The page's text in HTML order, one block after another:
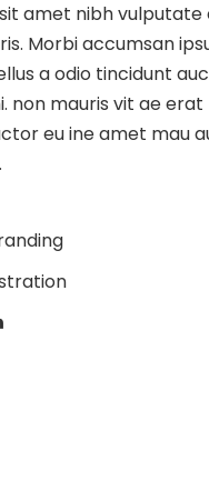
amet nibh vulputate
Morbi accumsan
a odio tincidunt
non mauris vit ae erat
eu ine amet mau